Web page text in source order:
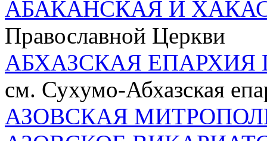
АБАКАНСКАЯ И
Православной Церкви
АБХАЗСКАЯ ЕПАРХИЯ
см. Сухумо-Абхазская
АЗОВСКАЯ